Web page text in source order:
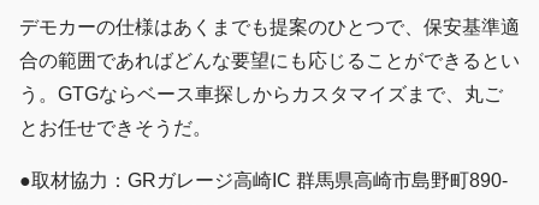
デモカーの仕様はあくまでも提案のひとつで、保安基準適
合の範囲であればどんな要望にも応じることができるとい
う。GTGならベース車探しからカスタマイズまで、丸ご
とお任せできそうだ。
●取材協力：GRガレージ高崎IC 群馬県高崎市島野町890-